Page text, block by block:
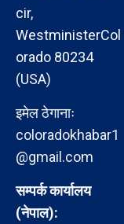
cir,
WestministerCol
orado 80234
(USA)
इमेल ठेगानाः
coloradokhabar1
@gmail.com
सम्पर्क कार्यालय
(नेपाल):